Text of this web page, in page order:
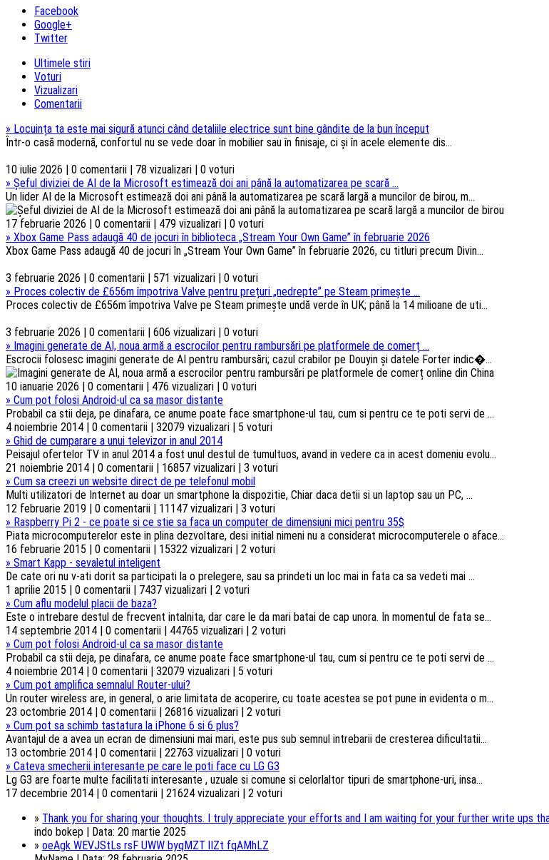
Facebook
Google+
Twitter
Ultimele stiri
Voturi
Vizualizari
Comentarii
» Locuința ta este mai sigură atunci când detaliile electrice sunt bine gândite de la bun început
Într-o casă modernă, confortul nu se vede doar în mobilier sau în finisaje, ci și în acele elemente dis...
10 iulie 2026 | 0 comentarii | 78 vizualizari | 0 voturi
» Șeful diviziei de AI de la Microsoft estimează doi ani până la automatizarea pe scară ...
Un lider AI de la Microsoft estimează doi ani până la automatizarea pe scară largă a muncilor de birou, m...
17 februarie 2026 | 0 comentarii | 479 vizualizari | 0 voturi
» Xbox Game Pass adaugă 40 de jocuri în biblioteca „Stream Your Own Game” în februarie 2026
Xbox Game Pass adaugă 40 de jocuri în „Stream Your Own Game” în februarie 2026, cu titluri precum Divin...
3 februarie 2026 | 0 comentarii | 571 vizualizari | 0 voturi
» Proces colectiv de £656m împotriva Valve pentru prețuri „nedrepte” pe Steam primește ...
Proces colectiv de £656m împotriva Valve pe Steam primește undă verde în UK; până la 14 milioane de uti...
3 februarie 2026 | 0 comentarii | 606 vizualizari | 0 voturi
» Imagini generate de AI, noua armă a escrocilor pentru rambursări pe platformele de comerț ...
Escrocii folosesc imagini generate de AI pentru rambursări; cazul crabilor pe Douyin și datele Forter indic�...
10 ianuarie 2026 | 0 comentarii | 476 vizualizari | 0 voturi
» Cum pot folosi Android-ul ca sa masor distante
Probabil ca stii deja, pe dinafara, ce anume poate face smartphone-ul tau, cum si pentru ce te poti servi de ...
4 noiembrie 2014 | 0 comentarii | 32079 vizualizari | 5 voturi
» Ghid de cumparare a unui televizor in anul 2014
Peisajul ofertelor TV in anul 2014 a fost unul destul de tumultuos, avand in vedere ca in acest domeniu evolu...
21 noiembrie 2014 | 0 comentarii | 16857 vizualizari | 3 voturi
» Cum sa creezi un website direct de pe telefonul mobil
Multi utilizatori de Internet au doar un smartphone la dispozitie, Chiar daca detii si un laptop sau un PC, ...
12 februarie 2019 | 0 comentarii | 11147 vizualizari | 3 voturi
» Raspberry Pi 2 - ce poate si ce stie sa faca un computer de dimensiuni mici pentru 35$
Piata microcomputerelor este in plina dezvoltare, desi initial nimeni nu a considerat microcomputerele o aface...
16 februarie 2015 | 0 comentarii | 15322 vizualizari | 2 voturi
» Smart Kapp - sevaletul inteligent
De cate ori nu v-ati dorit sa participati la o prelegere, sau sa prindeti un loc mai in fata ca sa vedeti mai ...
1 aprilie 2015 | 0 comentarii | 7437 vizualizari | 2 voturi
» Cum aflu modelul placii de baza?
Este o intrebare destul de frecvent intalnita, dar care le da mari batai de cap unora. In momentul de fata se...
14 septembrie 2014 | 0 comentarii | 44765 vizualizari | 2 voturi
» Cum pot folosi Android-ul ca sa masor distante
Probabil ca stii deja, pe dinafara, ce anume poate face smartphone-ul tau, cum si pentru ce te poti servi de ...
4 noiembrie 2014 | 0 comentarii | 32079 vizualizari | 5 voturi
» Cum pot amplifica semnalul Router-ului?
Un router wireless are, in general, o arie limitata de acoperire, cu toate acestea se pot pune in evidenta o m...
23 octombrie 2014 | 0 comentarii | 26816 vizualizari | 2 voturi
» Cum pot sa schimb tastatura la iPhone 6 si 6 plus?
Avantajul de a avea un ecran de dimensiuni mai mari, este pus sub semnul intrebarii de cresterea dificultatii...
13 octombrie 2014 | 0 comentarii | 22763 vizualizari | 0 voturi
» Cateva smecherii interesante pe care le poti face cu LG G3
Lg G3 are foarte multe facilitati interesante , uzuale si comune si celorlaltor tipuri de smartphone-uri, insa...
17 decembrie 2014 | 0 comentarii | 21624 vizualizari | 2 voturi
» Thank you for sharing your thoughts. I truly appreciate your efforts and I am waiting for your further write ups
indo bokep | Data: 20 martie 2025
» oeAgk WEVJStLs rsF UWW byqMZT lIZt fqAMhLZ